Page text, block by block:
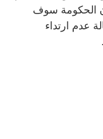
الحكومة سوف
عدم ارتداء
.